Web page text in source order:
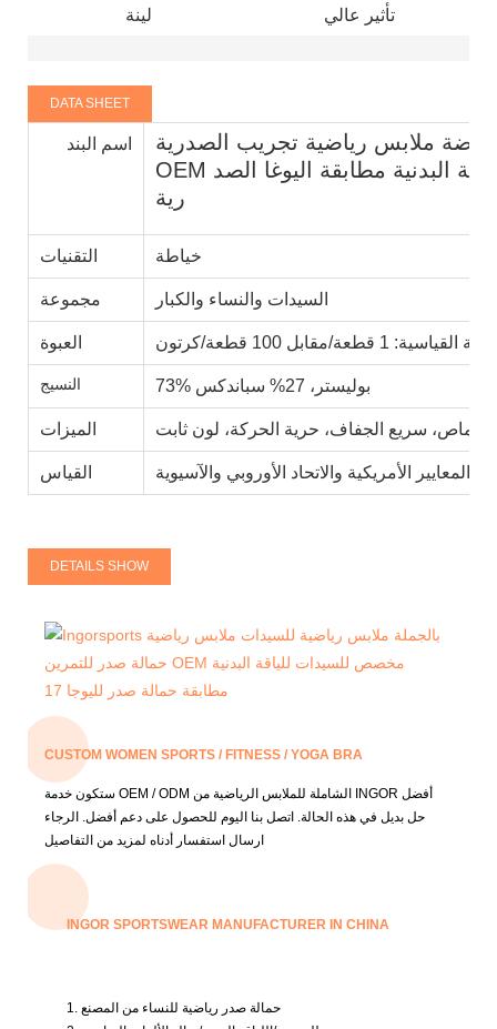
لينة تأثير عالي
DATA SHEET
اسم البند
ملابس رياضية تجريب الصدرية
OEM مخصص المرأة اللياقة البدنية مطابقة اليوغا الصد
رية
التقنيات خياطة
مجموعة السيدات والنساء والكبار
العبوة 1 قطعة/مقابل 100 قطعة/كرتون
النسيج 73% بوليستر، 27% سباندكس
الميزات ماص، سريع الجفاف، حرية الحركة، لون ثابت
DETAILS SHOW
CUSTOM WOMEN SPORTS / FITNESS / YOGA BRA
ستكون خدمة OEM / ODM الشاملة للملابس الرياضية من INGOR أفضل
حل بديل في هذه الحالة. اتصل بنا اليوم للحصول على دعم أفضل. الرجاء
ارسال استفسار أدناه لمزيد من التفاصيل
INGOR SPORTSWEAR MANUFACTURER IN CHINA
1. حمالة صدر رياضية للنساء من المصنع